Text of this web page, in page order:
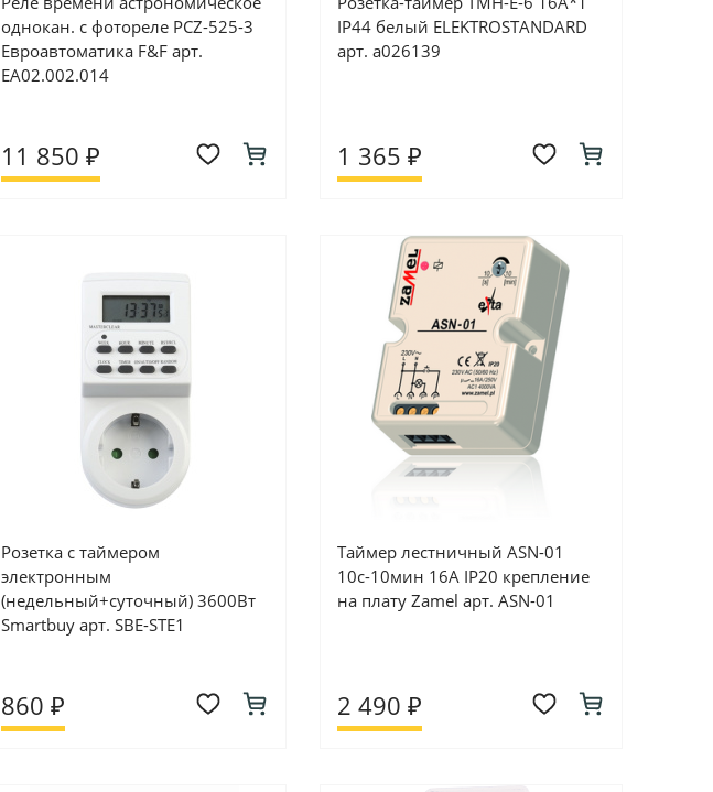
однокан. с фотореле PCZ-525-3
Евроавтоматика F&F арт.
EA02.002.014
11 850 ₽
IP44 белый ELEKTROSTANDARD
арт. a026139
1 365 ₽
Розетка с таймером
электронным
(недельный+суточный) 3600Вт
Smartbuy арт. SBE-STE1
860 ₽
Таймер лестничный ASN-01
10с-10мин 16А IP20 крепление
на плату Zamel арт. ASN-01
2 490 ₽